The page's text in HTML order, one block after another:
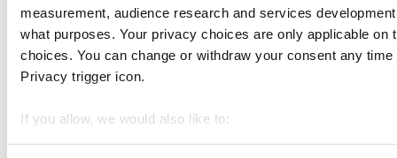
measurement, audience research and services
what purposes. Your privacy choices are only applicable
choices. You can change or withdraw your consent any
Privacy trigger icon.
If you allow, we would also like to:
Collect information about your geographical location